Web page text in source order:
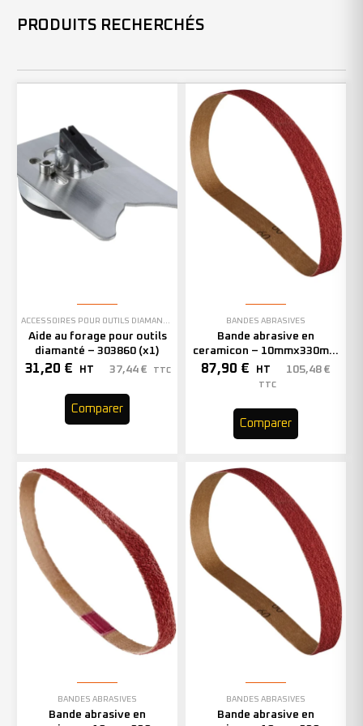
PRODUITS RECHERCHÉS
Aide au forage pour outils
diamanté – 303860 (x1)
31,20 € HT 37,44 € TTC
Comparer
BANDES ABRASIVES
Bande abrasive en
ceramicon – 10mmx330mm
– Grain 40 – 333001 (x50)
87,90 € HT 105,48 €
TTC
Comparer
BANDES ABRASIVES
Bande abrasive en
BANDES ABRASIVES
Bande abrasive en